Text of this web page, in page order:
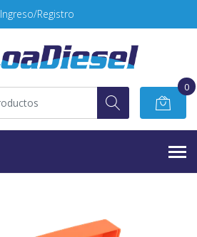
Ingreso/Registro
0